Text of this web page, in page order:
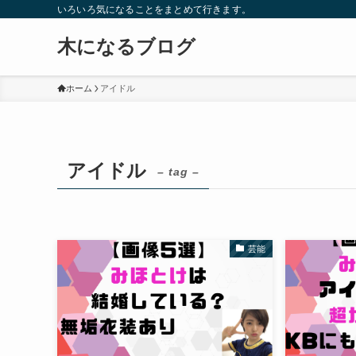
いろいろ気になることをまとめて行きます。
木になるブログ
ホーム アイドル
アイドル – tag –
芸能